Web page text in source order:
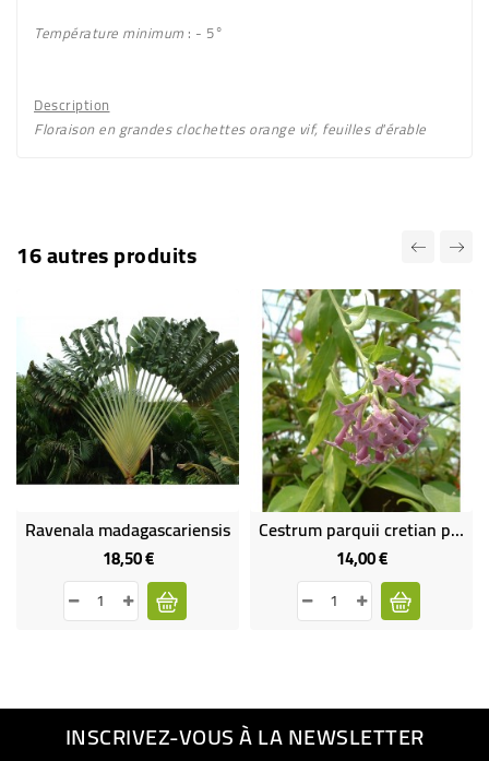
Température minimum : - 5°
Description
Floraison en grandes clochettesorange vif, feuilles d'érable
16 autres produits
Ravenala madagascariensis
18,50 €Prix
Cestrum parquii cretian purple
14,00 €Prix
INSCRIVEZ-VOUS À LA NEWSLETTER